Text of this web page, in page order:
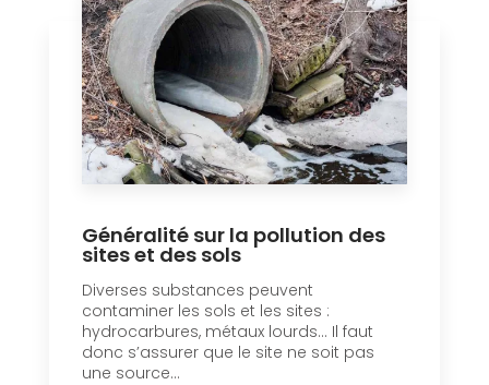
Généralité sur la pollution des
sites et des sols
Diverses substances peuvent
contaminer les sols et les sites :
hydrocarbures, métaux lourds… Il faut
donc s’assurer que le site ne soit pas
une source...